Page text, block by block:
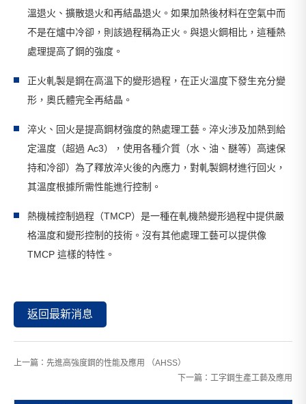
溫退火、擴散退火和再結晶退火。如果加熱後材料在空氣中而
不是在爐中冷卻，則該過程稱為正火。與退火鋼相比，這種熱
處理提高了鋼的強度。
正火軋製是鋼在高溫下的變形過程，在正火溫度下發生充分變
形，奧氏體完全再結晶。
淬火、回火是提高鋼材強度的熱處理工藝。淬火涉及加熱到給
定溫度（超過 Ас3），使用各種介質（水、油、醚等）高速保
持和冷卻）為了釋放淬火後的內應力，對軋製鋼材進行回火，
其溫度根據所需性能進行控制。
熱機械控制過程（TMCP）是一種在軋機熱變形過程中提供嚴
格溫度和變形控制的技術。沒有其他處理工藝可以提供像
TMCP 這樣的特性。
返回最新消息
上一篇： 先進高強度鋼的性能及應用 （AHSS）
下一篇： 工字鋼生產工藝及應用